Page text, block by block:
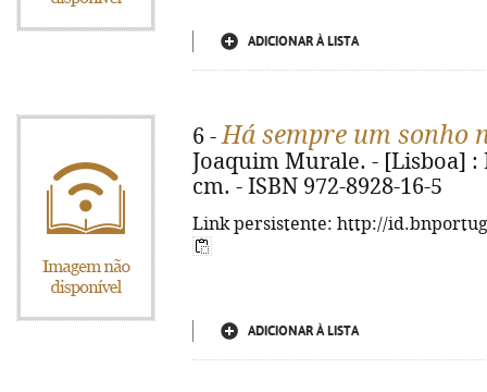
ADICIONAR À LISTA
6 -Há sempre um sonho
Joaquim Murale. - [Lisboa] :
cm. - ISBN 972-8928-16-5
Link persistente: http://
ADICIONAR À LISTA